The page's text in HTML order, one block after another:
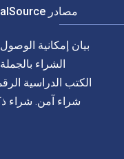
مصادر VitalSource
بيان إمكانية الوصول
الشراء بالجملة
الكتب الدراسية
شراء آمن. شراء